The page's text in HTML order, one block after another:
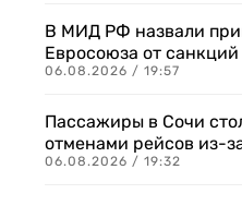
В МИД РФ назвали
Евросоюза от
06.08.2026 / 19:57
Пассажиры в Сочи
отменами рейсов из-
06.08.2026 / 19:32